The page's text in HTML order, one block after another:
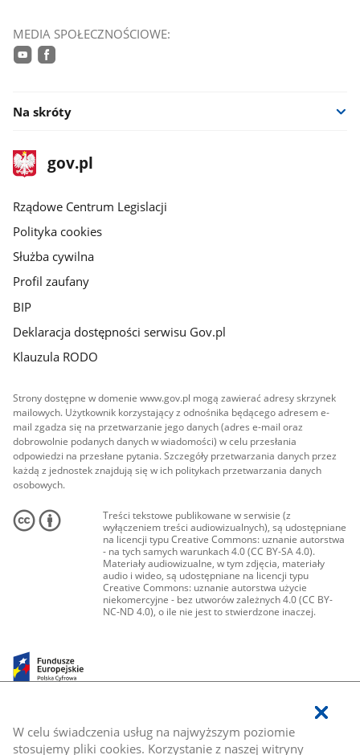
W celu świadczenia usług na najwyższym poziomie
stosujemy pliki cookies. Korzystanie z naszej witryny
MEDIA SPOŁECZNOŚCIOWE:
Na skróty
stopka
gov.plStrona
gov.pl
Rządowe Centrum Legislacji
Polityka cookies
Służba cywilna
Profil zaufany
BIP
Deklaracja dostępności serwisu Gov.pl
Klauzula RODO
Strony dostępne w domenie www.gov.pl mogą zawierać adresy skrzynek
mailowych. Użytkownik korzystający z odnośnika będącego adresem e-
mail zgadza się na przetwarzanie jego danych (adres e-mail oraz
dobrowolnie podanych danych w wiadomości) w celu przesłania
odpowiedzi na przesłane pytania. Szczegóły przetwarzania danych przez
każdą z jednostek znajdują się w ich politykach przetwarzania danych
osobowych.
Treści tekstowe publikowane w serwisie (z
wyłączeniem treści audiowizualnych), są udostępniane
na licencji typu Creative Commons: uznanie autorstwa
- na tych samych warunkach 4.0 (CC BY-SA 4.0).
Materiały audiowizualne, w tym zdjęcia, materiały
audio i wideo, są udostępniane na licencji typu
Creative Commons: uznanie autorstwa użycie
niekomercyjne - bez utworów zależnych 4.0 (CC BY-
NC-ND 4.0), o ile nie jest to stwierdzone inaczej.